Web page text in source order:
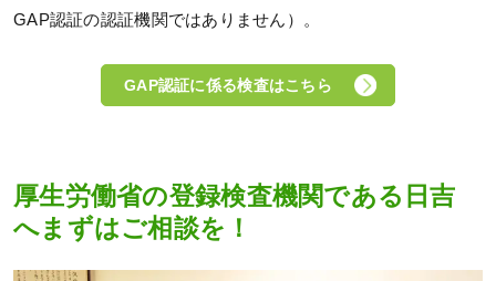
GAP認証の認証機関ではありません）。
GAP認証に係る検査はこちら
厚生労働省の登録検査機関である日吉
へまずはご相談を！